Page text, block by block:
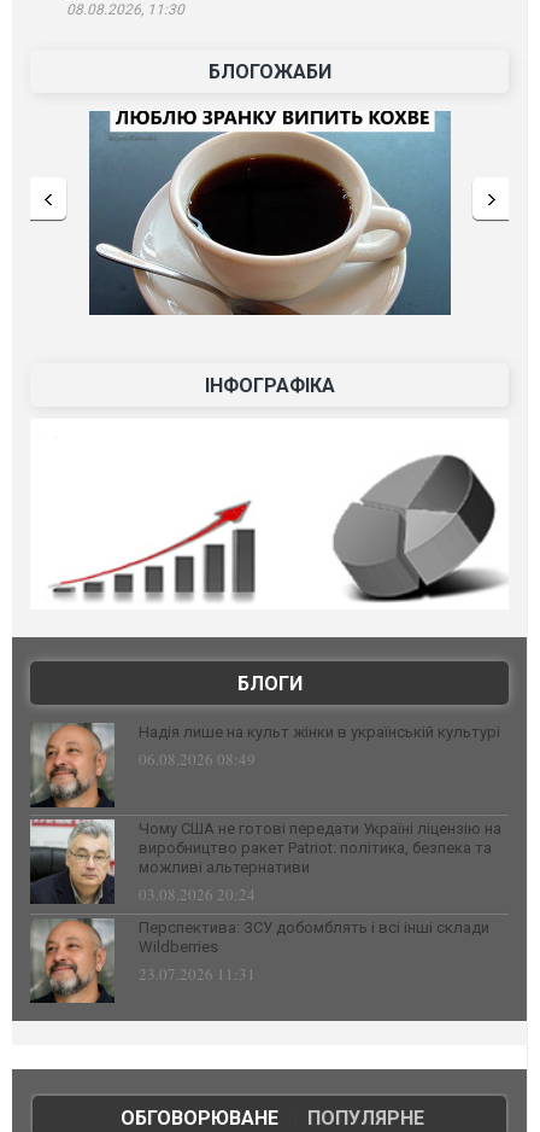
08.08.2026, 11:30
БЛОГОЖАБИ
ІНФОГРАФІКА
БЛОГИ
Надія лише на культ жінки в українській культурі
06.08.2026 08:49
Чому США не готові передати Україні ліцензію на
виробництво ракет Patriot: політика, безпека та
можливі альтернативи
03.08.2026 20:24
Перспектива: ЗСУ добомблять і всі інші склади
Wildberries
23.07.2026 11:31
ОБГОВОРЮВАНЕ| ПОПУЛЯРНЕ